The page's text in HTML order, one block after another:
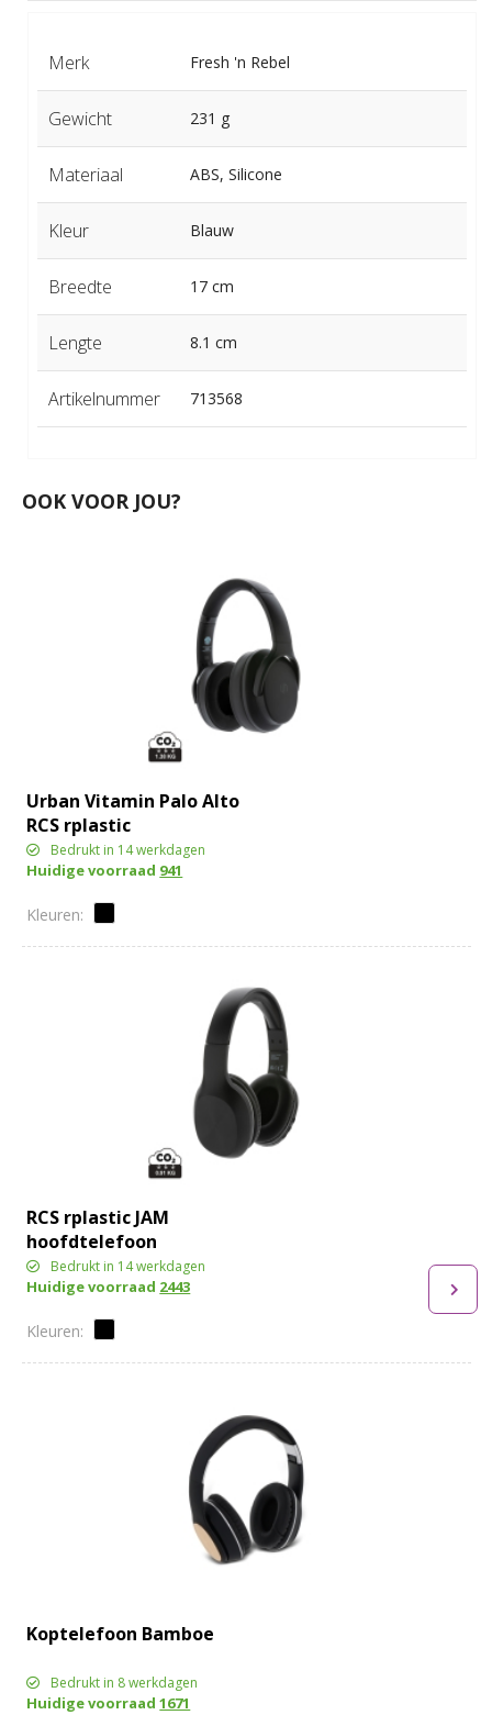
Merk Fresh 'n Rebel
Gewicht 231 g
Materiaal ABS, Silicone
Kleur Blauw
Breedte 17 cm
Lengte 8.1 cm
Artikelnummer 713568
OOK VOOR JOU?
Urban Vitamin Palo Alto
RCS rplastic
hoofdtelefoon
Bedrukt in 14 werkdagen
Huidige voorraad 941
RCS rplastic JAM
hoofdtelefoon
Bedrukt in 14 werkdagen
Huidige voorraad 2443
Koptelefoon Bamboe
Bedrukt in 8 werkdagen
Huidige voorraad1671